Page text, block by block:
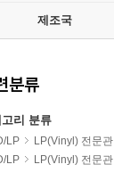
제조국
분류
리 분류
LP LP(Vinyl) 전문관
LP
LP(Vinyl) 전문관